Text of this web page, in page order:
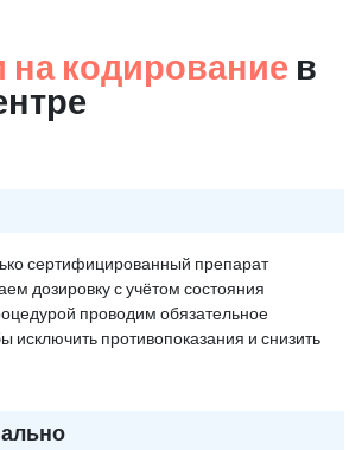
на кодирование в
сертифицированный препарат
дозировку с учётом состояния
проводим обязательное
исключить противопоказания и снизить